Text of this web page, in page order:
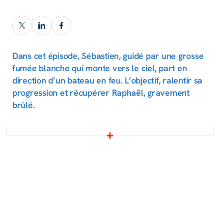
Dans cet épisode, Sébastien, guidé par une grosse
fumée blanche qui monte vers le ciel, part en
direction d’un bateau en feu. L’objectif, ralentir sa
progression et récupérer Raphaël, gravement
brûlé.